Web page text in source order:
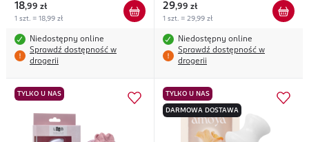
18,99 zł
1 szt. = 18,99 zł
Niedostępny online
Sprawdź dostępność w
drogerii
29,99 zł
1 szt. = 29,99 zł
Niedostępny online
Sprawdź dostępność w
drogerii
TYLKO U NAS TYLKO U NAS
DARMOWA DOSTAWA